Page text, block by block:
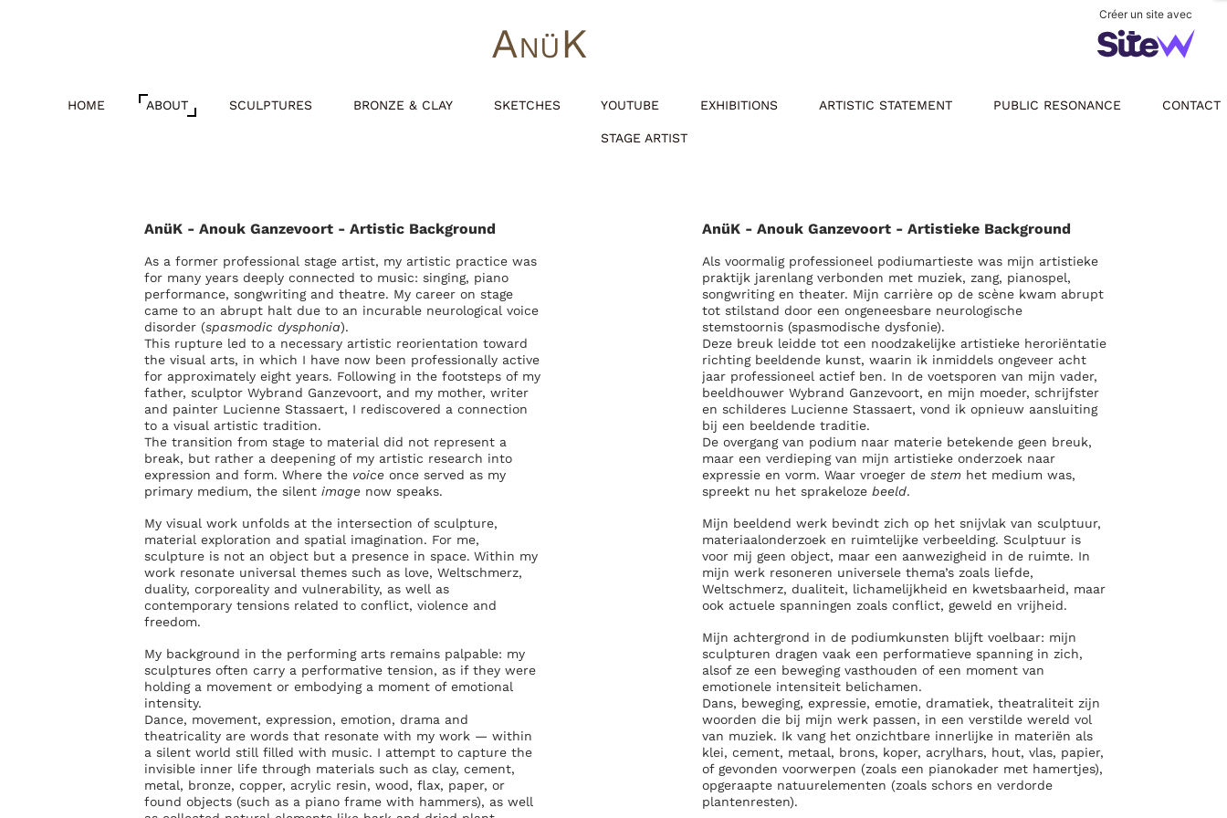
Créer un site avec
HOME ABOUT SCULPTURES BRONZE & CLAY SKETCHES YOUTUBE EXHIBITIONS ARTISTIC STATEMENT PUBLIC RESONANCE CONTACT
STAGE ARTIST
ANÜK
AnüK - Anouk Ganzevoort - Artistic Background
As a former professional stage artist, my artistic practice was
for many years deeply connected to music: singing, piano
performance, songwriting and theatre. My career on stage
came to an abrupt halt due to an incurable neurological voice
disorder (spasmodic dysphonia).
This rupture led to a necessary artistic reorientation toward
the visual arts, in which I have now been professionally active
for approximately eight years. Following in the footsteps of my
father, sculptor Wybrand Ganzevoort, and my mother, writer
and painter Lucienne Stassaert, I rediscovered a connection
to a visual artistic tradition.
The transition from stage to material did not represent a
break, but rather a deepening of my artistic research into
expression and form. Where the voice once served as my
primary medium, the silent image now speaks.
My visual work unfolds at the intersection of sculpture,
material exploration and spatial imagination. For me,
sculpture is not an object but a presence in space. Within my
work resonate universal themes such as love, Weltschmerz,
duality, corporeality and vulnerability, as well as
contemporary tensions related to conflict, violence and
freedom.
My background in the performing arts remains palpable: my
sculptures often carry a performative tension, as if they were
holding a movement or embodying a moment of emotional
intensity.
Dance, movement, expression, emotion, drama and
theatricality are words that resonate with my work — within
a silent world still filled with music. I attempt to capture the
invisible inner life through materials such as clay, cement,
metal, bronze, copper, acrylic resin, wood, flax, paper, or
found objects (such as a piano frame with hammers), as well
AnüK - Anouk Ganzevoort - Artistieke Background
Als voormalig professioneel podiumartieste was mijn artistieke
praktijk jarenlang verbonden met muziek, zang, pianospel,
songwriting en theater. Mijn carrière op de scène kwam abrupt
tot stilstand door een ongeneesbare neurologische
stemstoornis (spasmodische dysfonie).
Deze breuk leidde tot een noodzakelijke artistieke heroriëntatie
richting beeldende kunst, waarin ik inmiddels ongeveer acht
jaar professioneel actief ben. In de voetsporen van mijn vader,
beeldhouwer Wybrand Ganzevoort, en mijn moeder, schrijfster
en schilderes Lucienne Stassaert, vond ik opnieuw aansluiting
bij een beeldende traditie.
De overgang van podium naar materie betekende geen breuk,
maar een verdieping van mijn artistieke onderzoek naar
expressie en vorm. Waar vroeger de stem het medium was,
spreekt nu het sprakeloze beeld.
Mijn beeldend werk bevindt zich op het snijvlak van sculptuur,
materiaalonderzoek en ruimtelijke verbeelding. Sculptuur is
voor mij geen object, maar een aanwezigheid in de ruimte. In
mijn werk resoneren universele thema’s zoals liefde,
Weltschmerz, dualiteit, lichamelijkheid en kwetsbaarheid, maar
ook actuele spanningen zoals conflict, geweld en vrijheid.
Mijn achtergrond in de podiumkunsten blijft voelbaar: mijn
sculpturen dragen vaak een performatieve spanning in zich,
alsof ze een beweging vasthouden of een moment van
emotionele intensiteit belichamen.
Dans, beweging, expressie, emotie, dramatiek, theatraliteit zijn
woorden die bij mijn werk passen, in een verstilde wereld vol
van muziek. Ik vang het onzichtbare innerlijke in materiën als
klei, cement, metaal, brons, koper, acrylhars, hout, vlas, papier,
of gevonden voorwerpen (zoals een pianokader met hamertjes),
opgeraapte natuurelementen (zoals schors en verdorde
plantenresten).